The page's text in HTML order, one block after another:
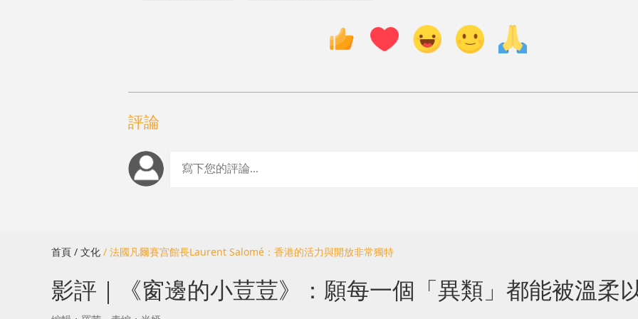
評論
首頁 / 文化 / 法國凡爾賽宫館長Laurent Salomé：香港的活力與開放非常獨特
影評｜《窗邊的小荳荳》：願每一個「異類」都能被溫柔